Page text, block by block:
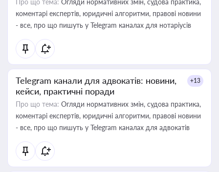
Про що тема: Огляди нормативних змін, судова практика,
коментарі експертів, юридичні алгоритми, правові новини
- все, про що пишуть у Telegram каналах для нотаріусів
Telegram канали для адвокатів: новини,
кейси, практичні поради
+13
Про що тема: Огляди нормативних змін, судова практика,
коментарі експертів, юридичні алгоритми, правові новини
- все, про що пишуть у Telegram каналах для адвокатів